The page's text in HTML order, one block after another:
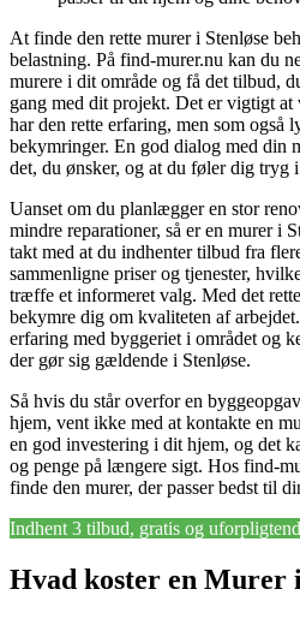
At finde den rette murer i Stenløse
belastning. På find-murer.nu kan du
murere i dit område og få det tilbud,
gang med dit projekt. Det er vigtigt
har den rette erfaring, men som også
bekymringer. En god dialog med din
det, du ønsker, og at du føler dig tryg i
Uanset om du planlægger en stor
mindre reparationer, så er en murer i
takt med at du indhenter tilbud fra
sammenligne priser og tjenester,
træffe et informeret valg. Med det
bekymre dig om kvaliteten af
erfaring med byggeriet i området og
der gør sig gældende i Stenløse.
Så hvis du står overfor en
hjem, vent ikke med at kontakte en
en god investering i dit hjem, og det
og penge på længere sigt. Hos find-
finde den murer, der passer bedst til
Indhent 3 tilbud, gratis og
Hvad koster en Murer